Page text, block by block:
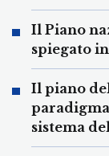
Il Piano
spiegato
Il piano
sistema